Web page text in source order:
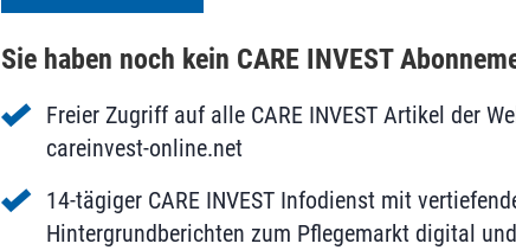
Sie haben noch kein CARE INVEST
Freier Zugriff auf alle CARE INVEST Artikel der
careinvest-online.net
14-tägiger CARE INVEST Infodienst mit
Hintergrundberichten zum Pflegemarkt digital